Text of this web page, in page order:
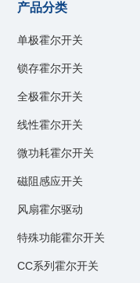
产品分类
单极霍尔开关
锁存霍尔开关
全极霍尔开关
线性霍尔开关
微功耗霍尔开关
磁阻感应开关
风扇霍尔驱动
特殊功能霍尔开关
CC系列霍尔开关